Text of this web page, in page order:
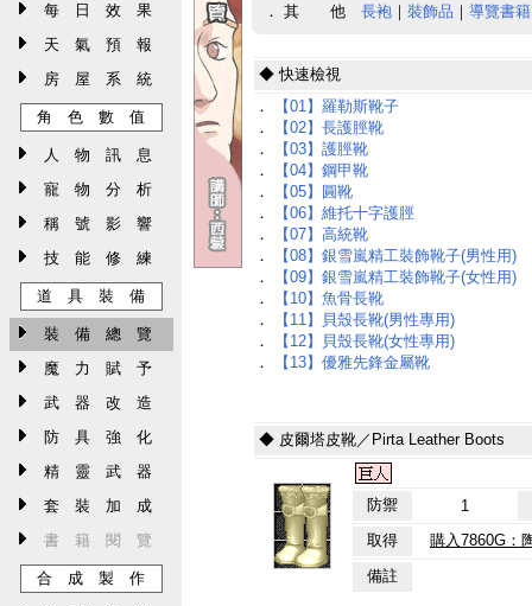
每 日 效 果
天 氣 預 報
房 屋 系 統
角 色 數 值
人 物 訊 息
寵 物 分 析
稱 號 影 響
技 能 修 練
道 具 裝 備
裝 備 總 覽
魔 力 賦 予
武 器 改 造
防 具 強 化
精 靈 武 器
套 裝 加 成
書 籍 閱 覽
合 成 製 作
． 其 他 長袍 ｜ 裝飾品 ｜ 導覽書籍
◆ 快速檢視
．
【01】羅勒斯靴子
．
【02】長護脛靴
．
【03】護脛靴
．
【04】鋼甲靴
．
【05】圓靴
．
【06】維托十字護脛
．
【07】高統靴
．
【08】銀雪嵐精工裝飾靴子(男性用)
．
【09】銀雪嵐精工裝飾靴子(女性用)
．
【10】魚骨長靴
．
【11】貝殼長靴(男性專用)
．
【12】貝殼長靴(女性專用)
．
【13】優雅先鋒金屬靴
◆ 皮爾塔皮靴／Pirta Leather Boots
防禦
1
取得
購入7860G：
備註